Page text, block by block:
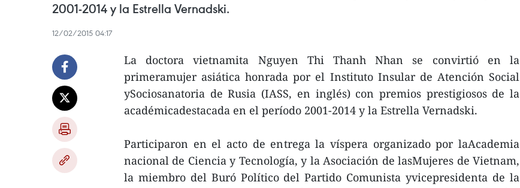
2001-2014 y la Estrella Vernadski.
12/02/2015 04:17
La doctora vietnamita Nguyen Thi Thanh Nhan se convirtió en la
primeramujer asiática honrada por el Instituto Insular de Atención Social
ySociosanatoria de Rusia (IASS, en inglés) con premios prestigiosos de la
académicadestacada en el período 2001-2014 y la Estrella Vernadski.
Participaron en el acto de entrega la víspera organizado por laAcademia
nacional de Ciencia y Tecnología, y la Asociación de lasMujeres de Vietnam,
la miembro del Buró Político del Partido Comunista yvicepresidenta de la